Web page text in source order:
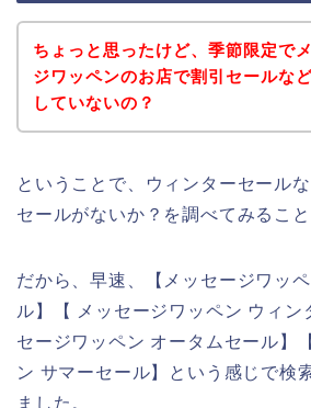
ちょっと思ったけど、季節限定で
ジワッペンのお店で割引セールな
していないの？
ということで、ウィンターセール
セールがないか？を調べてみること
だから、早速、【メッセージワッ
ル】【 メッセージワッペン ウィン
セージワッペン オータムセール】
ン サマーセール】という感じで検
ました。